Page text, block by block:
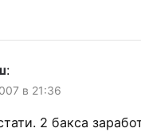
:
в 21:36
2 бакса